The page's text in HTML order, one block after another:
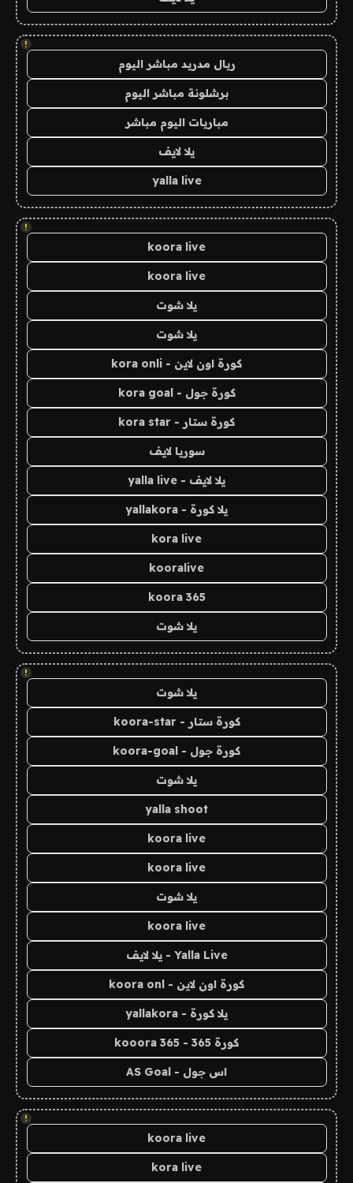
!
ريال مدريد مباشر اليوم
برشلونة مباشر اليوم
مباريات اليوم مباشر
يلا لايف
yalla live
!
koora live
koora live
يلا شوت
يلا شوت
كورة اون لاين - kora onli
كورة جول - kora goal
كورة ستار - kora star
سوريا لايف
يلا لايف - yalla live
يلا كورة - yallakora
kora live
kooralive
koora 365
يلا شوت
!
يلا شوت
كورة ستار - koora-star
كورة جول - koora-goal
يلا شوت
yalla shoot
koora live
koora live
يلا شوت
koora live
Yalla Live - يلا لايف
كورة اون لاين - koora onl
يلا كورة - yallakora
كورة 365 - kooora 365
اس جول - AS Goal
!
koora live
kora live